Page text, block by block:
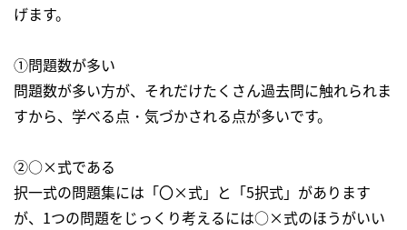
げます。
①問題数が多い
問題数が多い方が、それだけたくさん過去問に触れられま
すから、学べる点・気づかされる点が多いです。
②○×式である
択一式の問題集には「〇×式」と「5択式」があります
が、1つの問題をじっくり考えるには○×式のほうがいい